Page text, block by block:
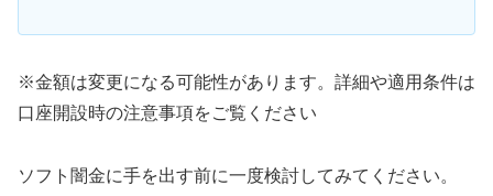
※金額は変更になる可能性があります。詳細や適用条件は
口座開設時の注意事項をご覧ください
ソフト闇金に手を出す前に一度検討してみてください。